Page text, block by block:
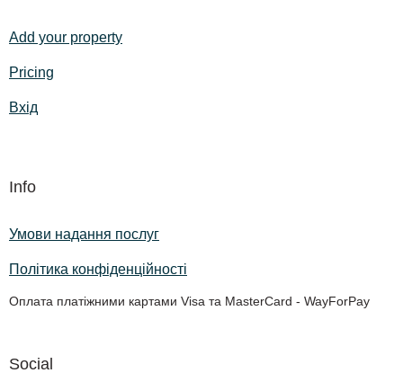
Add your property
Pricing
Вхід
Info
Умови надання послуг
Політика конфіденційності
Оплата платіжними картами Visa та MasterCard - WayForPay
Social